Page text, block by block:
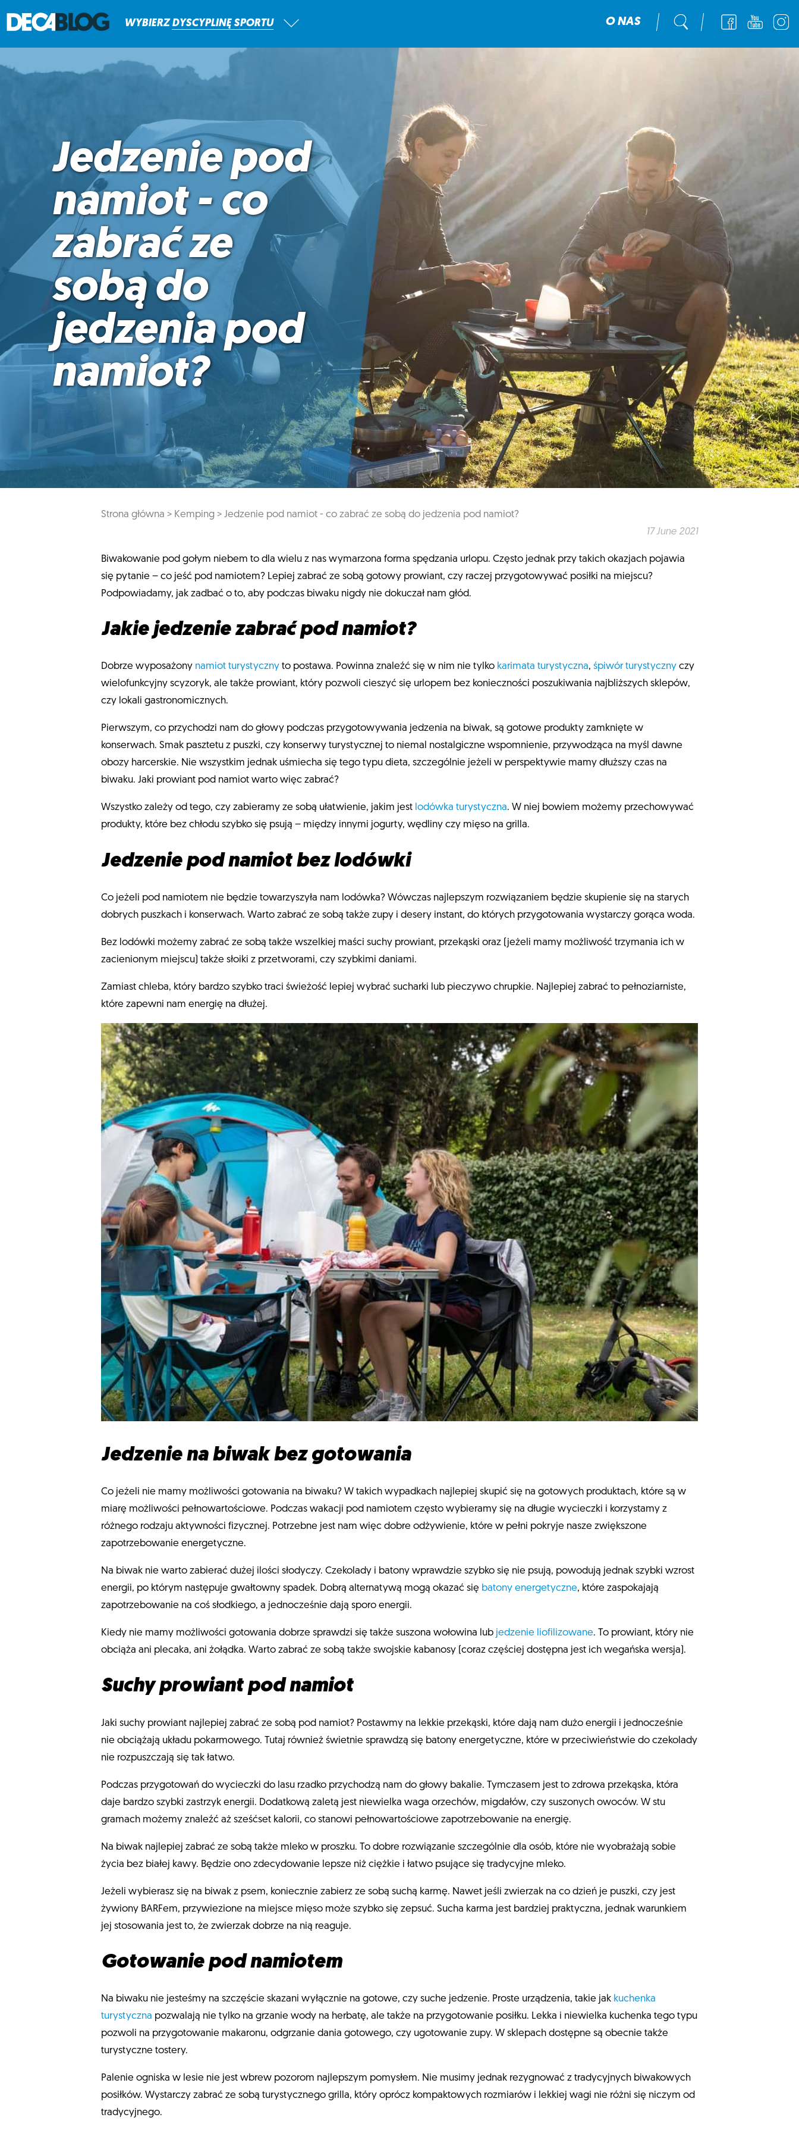
WYBIERZ DYSCYPLINĘ SPORTU O NAS
Jedzenie pod
namiot - co
zabrać ze
sobą do
jedzenia pod
namiot?
Strona główna > Kemping > Jedzenie pod namiot - co zabrać ze sobą do jedzenia pod namiot?
17 June 2021
Biwakowanie pod gołym niebem to dla wielu z nas wymarzona forma spędzania urlopu. Często jednak przy takich okazjach pojawia
się pytanie – co jeść pod namiotem? Lepiej zabrać ze sobą gotowy prowiant, czy raczej przygotowywać posiłki na miejscu?
Podpowiadamy, jak zadbać o to, aby podczas biwaku nigdy nie dokuczał nam głód.
Jakie jedzenie zabrać pod namiot?
Dobrze wyposażony namiot turystyczny to postawa. Powinna znaleźć się w nim nie tylko karimata turystyczna, śpiwór turystyczny czy
wielofunkcyjny scyzoryk, ale także prowiant, który pozwoli cieszyć się urlopem bez konieczności poszukiwania najbliższych sklepów,
czy lokali gastronomicznych.
Pierwszym, co przychodzi nam do głowy podczas przygotowywania jedzenia na biwak, są gotowe produkty zamknięte w
konserwach. Smak pasztetu z puszki, czy konserwy turystycznej to niemal nostalgiczne wspomnienie, przywodząca na myśl dawne
obozy harcerskie. Nie wszystkim jednak uśmiecha się tego typu dieta, szczególnie jeżeli w perspektywie mamy dłuższy czas na
biwaku. Jaki prowiant pod namiot warto więc zabrać?
Wszystko zależy od tego, czy zabieramy ze sobą ułatwienie, jakim jest lodówka turystyczna. W niej bowiem możemy przechowywać
produkty, które bez chłodu szybko się psują – między innymi jogurty, wędliny czy mięso na grilla.
Jedzenie pod namiot bez lodówki
Co jeżeli pod namiotem nie będzie towarzyszyła nam lodówka? Wówczas najlepszym rozwiązaniem będzie skupienie się na starych
dobrych puszkach i konserwach. Warto zabrać ze sobą także zupy i desery instant, do których przygotowania wystarczy gorąca woda.
Bez lodówki możemy zabrać ze sobą także wszelkiej maści suchy prowiant, przekąski oraz (jeżeli mamy możliwość trzymania ich w
zacienionym miejscu) także słoiki z przetworami, czy szybkimi daniami.
Zamiast chleba, który bardzo szybko traci świeżość lepiej wybrać sucharki lub pieczywo chrupkie. Najlepiej zabrać to pełnoziarniste,
które zapewni nam energię na dłużej.
Jedzenie na biwak bez gotowania
Co jeżeli nie mamy możliwości gotowania na biwaku? W takich wypadkach najlepiej skupić się na gotowych produktach, które są w
miarę możliwości pełnowartościowe. Podczas wakacji pod namiotem często wybieramy się na długie wycieczki i korzystamy z
różnego rodzaju aktywności fizycznej. Potrzebne jest nam więc dobre odżywienie, które w pełni pokryje nasze zwiększone
zapotrzebowanie energetyczne.
Na biwak nie warto zabierać dużej ilości słodyczy. Czekolady i batony wprawdzie szybko się nie psują, powodują jednak szybki wzrost
energii, po którym następuje gwałtowny spadek. Dobrą alternatywą mogą okazać się batony energetyczne, które zaspokajają
zapotrzebowanie na coś słodkiego, a jednocześnie dają sporo energii.
Kiedy nie mamy możliwości gotowania dobrze sprawdzi się także suszona wołowina lub jedzenie liofilizowane. To prowiant, który nie
obciąża ani plecaka, ani żołądka. Warto zabrać ze sobą także swojskie kabanosy (coraz częściej dostępna jest ich wegańska wersja).
Suchy prowiant pod namiot
Jaki suchy prowiant najlepiej zabrać ze sobą pod namiot? Postawmy na lekkie przekąski, które dają nam dużo energii i jednocześnie
nie obciążają układu pokarmowego. Tutaj również świetnie sprawdzą się batony energetyczne, które w przeciwieństwie do czekolady
nie rozpuszczają się tak łatwo.
Podczas przygotowań do wycieczki do lasu rzadko przychodzą nam do głowy bakalie. Tymczasem jest to zdrowa przekąska, która
daje bardzo szybki zastrzyk energii. Dodatkową zaletą jest niewielka waga orzechów, migdałów, czy suszonych owoców. W stu
gramach możemy znaleźć aż sześćset kalorii, co stanowi pełnowartościowe zapotrzebowanie na energię.
Na biwak najlepiej zabrać ze sobą także mleko w proszku. To dobre rozwiązanie szczególnie dla osób, które nie wyobrażają sobie
życia bez białej kawy. Będzie ono zdecydowanie lepsze niż ciężkie i łatwo psujące się tradycyjne mleko.
Jeżeli wybierasz się na biwak z psem, koniecznie zabierz ze sobą suchą karmę. Nawet jeśli zwierzak na co dzień je puszki, czy jest
żywiony BARFem, przywiezione na miejsce mięso może szybko się zepsuć. Sucha karma jest bardziej praktyczna, jednak warunkiem
jej stosowania jest to, że zwierzak dobrze na nią reaguje.
Gotowanie pod namiotem
Na biwaku nie jesteśmy na szczęście skazani wyłącznie na gotowe, czy suche jedzenie. Proste urządzenia, takie jak kuchenka
turystyczna pozwalają nie tylko na grzanie wody na herbatę, ale także na przygotowanie posiłku. Lekka i niewielka kuchenka tego typu
pozwoli na przygotowanie makaronu, odgrzanie dania gotowego, czy ugotowanie zupy. W sklepach dostępne są obecnie także
turystyczne tostery.
Palenie ogniska w lesie nie jest wbrew pozorom najlepszym pomysłem. Nie musimy jednak rezygnować z tradycyjnych biwakowych
posiłków. Wystarczy zabrać ze sobą turystycznego grilla, który oprócz kompaktowych rozmiarów i lekkiej wagi nie różni się niczym od
tradycyjnego.